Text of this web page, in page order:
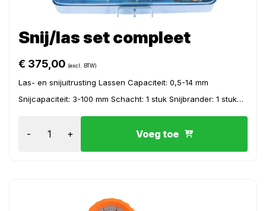
Snij/las set compleet
€ 375,00 (excl. BTW)
Las- en snijuitrusting Lassen Capaciteit: 0,5-14 mm
Snijcapaciteit: 3-100 mm Schacht: 1 stuk Snijbrander: 1 stuk
Snijmondstuk: 1 reeks Lashulpstuk: 6 stuks Snijhulpstuk...
- + Voeg toe